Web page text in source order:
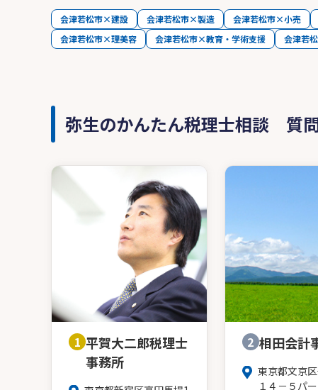
会津若松市×建設 会津若松市×製造 会津若松市×小売
会津若松市×理美容
会津若松市×教育・学術支援 会津若
弥生のかんたん税理士相談 質問
1 平賀大二郎税理士
事務所
2 相田会計
東京都文京
１４－５パ